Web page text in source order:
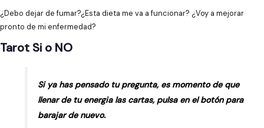
¿Debo dejar de fumar?¿Esta dieta me va a funcionar? ¿Voy a mejorar
pronto de mi enfermedad?
Tarot Si o NO
Si ya has pensado tu pregunta, es momento de que
llenar de tu energia las cartas, pulsa en el botón para
barajar de nuevo.